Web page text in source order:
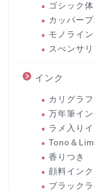
ゴシック体
カッパー
モノライン
スぺンサ
インク
カリグラ
万年筆イン
ラメ入りイ
Tono＆
香りつき
顔料インク
ブラック